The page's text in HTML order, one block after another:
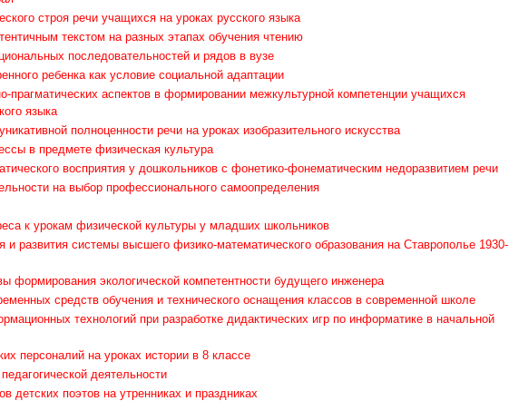
строя речи учащихся на уроках русского языка
текстом на разных этапах обучения чтению
последовательностей и рядов в вузе
ребенка как условие социальной адаптации
прагматических аспектов в формировании межкультурной компетенции учащихся
языка
полноценности речи на уроках изобразительного искусства
в предмете физическая культура
восприятия у дошкольников с фонетико-фонематическим недоразвитием речи
на выбор профессионального самоопределения
к урокам физической культуры у младших школьников
и развития системы высшего физико-математического образования на Ставрополье 1930-
формирования экологической компетентности будущего инженера
средств обучения и технического оснащения классов в современной школе
технологий при разработке дидактических игр по информатике в начальной
персоналий на уроках истории в 8 классе
деятельности
детских поэтов на утренниках и праздниках